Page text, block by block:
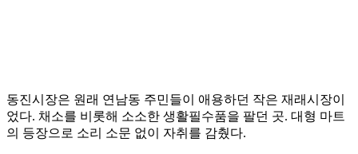
동진시장은 원래 연남동 주민들이 애용하던 작은 재래시장이
었다. 채소를 비롯해 소소한 생활필수품을 팔던 곳. 대형 마트
의 등장으로 소리 소문 없이 자취를 감췄다.